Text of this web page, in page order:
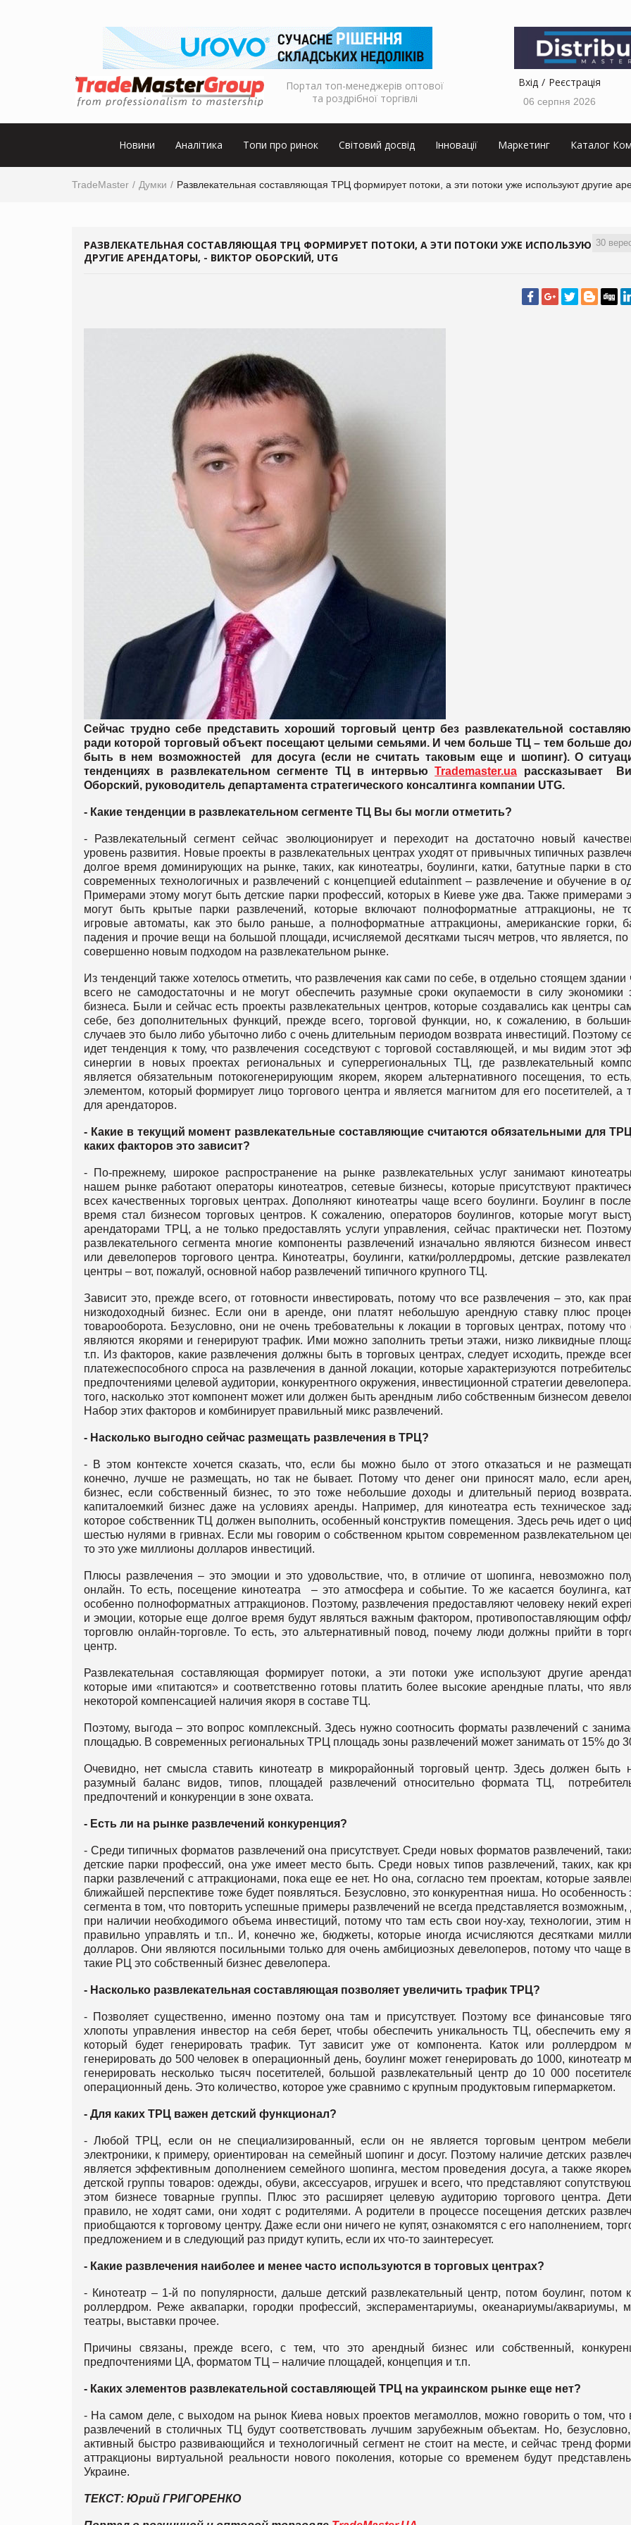
Портал топ-менеджерів оптової
та роздрібної торгівлі
Вхід Реєстрація
06 серпня 2026
Новини Аналітика Топи про ринок Світовий досвід Інновації Маркетинг Каталог
TradeMaster Думки Развлекательная составляющая ТРЦ формирует потоки, а эти потоки уже используют другие
30
РАЗВЛЕКАТЕЛЬНАЯ СОСТАВЛЯЮЩАЯ ТРЦ ФОРМИРУЕТ ПОТОКИ, А ЭТИ ПОТОКИ УЖЕ ИСПОЛЬЗУЮТ
ДРУГИЕ АРЕНДАТОРЫ, - ВИКТОР ОБОРСКИЙ, UTG
Сейчас трудно себе представить хороший торговый центр без развлекательной
ради которой торговый объект посещают целыми семьями. И чем больше ТЦ – тем больше
быть в нем возможностей для досуга (если не считать таковым еще и шопинг). О
тенденциях в развлекательном сегменте ТЦ в интервьюTrademaster.ua рассказывает
Оборский, руководитель департамента стратегического консалтинга компании UTG.
- Какие тенденции в развлекательном сегменте ТЦ Вы бы могли отметить?
- Развлекательный сегмент сейчас эволюционирует и переходит на достаточно новый
уровень развития. Новые проекты в развлекательных центрах уходят от привычных типичных
долгое время доминирующих на рынке, таких, как кинотеатры, боулинги, катки, батутные парки в
современных технологичных и развлечений с концепцией edutainment – развлечение и обучение в
Примерами этому могут быть детские парки профессий, которых в Киеве уже два. Также примерами
могут быть крытые парки развлечений, которые включают полноформатные аттракционы, не
игровые автоматы, как это было раньше, а полноформатные аттракционы, американские горки,
падения и прочие вещи на большой площади, исчисляемой десятками тысяч метров, что является, по
совершенно новым подходом на развлекательном рынке.
Из тенденций также хотелось отметить, что развлечения как сами по себе, в отдельно стоящем
всего не самодостаточны и не могут обеспечить разумные сроки окупаемости в силу экономики
бизнеса. Были и сейчас есть проекты развлекательных центров, которые создавались как центры
себе, без дополнительных функций, прежде всего, торговой функции, но, к сожалению, в
случаев это было либо убыточно либо с очень длительным периодом возврата инвестиций. Поэтому
идет тенденция к тому, что развлечения соседствуют с торговой составляющей, и мы видим этот
синергии в новых проектах региональных и суперрегиональных ТЦ, где развлекательный
является обязательным потокогенерирующим якорем, якорем альтернативного посещения, то
элементом, который формирует лицо торгового центра и является магнитом для его посетителей, а
для арендаторов.
- Какие в текущий момент развлекательные составляющие считаются обязательными для
каких факторов это зависит?
- По-прежнему, широкое распространение на рынке развлекательных услуг занимают
нашем рынке работают операторы кинотеатров, сетевые бизнесы, которые присутствуют
всех качественных торговых центрах. Дополняют кинотеатры чаще всего боулинги. Боулинг в
время стал бизнесом торговых центров. К сожалению, операторов боулингов, которые могут
арендаторами ТРЦ, а не только предоставлять услуги управления, сейчас практически нет.
развлекательного сегмента многие компоненты развлечений изначально являются бизнесом
или девелоперов торгового центра. Кинотеатры, боулинги, катки/роллердромы, детские
центры – вот, пожалуй, основной набор развлечений типичного крупного ТЦ.
Зависит это, прежде всего, от готовности инвестировать, потому что все развлечения – это, как
низкодоходный бизнес. Если они в аренде, они платят небольшую арендную ставку плюс
товарооборота. Безусловно, они не очень требовательны к локации в торговых центрах, потому что
являются якорями и генерируют трафик. Ими можно заполнить третьи этажи, низко ликвидные
т.п. Из факторов, какие развлечения должны быть в торговых центрах, следует исходить, прежде
платежеспособного спроса на развлечения в данной локации, которые характеризуются
предпочтениями целевой аудитории, конкурентного окружения, инвестиционной стратегии
того, насколько этот компонент может или должен быть арендным либо собственным бизнесом
Набор этих факторов и комбинирует правильный микс развлечений.
- Насколько выгодно сейчас размещать развлечения в ТРЦ?
- В этом контексте хочется сказать, что, если бы можно было от этого отказаться и не
конечно, лучше не размещать, но так не бывает. Потому что денег они приносят мало, если
бизнес, если собственный бизнес, то это тоже небольшие доходы и длительный период
капиталоемкий бизнес даже на условиях аренды. Например, для кинотеатра есть техническое
которое собственник ТЦ должен выполнить, особенный конструктив помещения. Здесь речь идет о
шестью нулями в гривнах. Если мы говорим о собственном крытом современном развлекательном
то это уже миллионы долларов инвестиций.
Плюсы развлечения – это эмоции и это удовольствие, что, в отличие от шопинга, невозможно
онлайн. То есть, посещение кинотеатра – это атмосфера и событие. То же касается боулинга,
особенно полноформатных аттракционов. Поэтому, развлечения предоставляют человеку некий
и эмоции, которые еще долгое время будут являться важным фактором, противопоставляющим
торговлю онлайн-торговле. То есть, это альтернативный повод, почему люди должны прийти в
центр.
Развлекательная составляющая формирует потоки, а эти потоки уже используют другие
которые ими «питаются» и соответственно готовы платить более высокие арендные платы, что
некоторой компенсацией наличия якоря в составе ТЦ.
Поэтому, выгода – это вопрос комплексный. Здесь нужно соотносить форматы развлечений с
площадью. В современных региональных ТРЦ площадь зоны развлечений может занимать от 15% до
Очевидно, нет смысла ставить кинотеатр в микрорайонный торговый центр. Здесь должен быть
разумный баланс видов, типов, площадей развлечений относительно формата ТЦ,
предпочтений и конкуренции в зоне охвата.
- Есть ли на рынке развлечений конкуренция?
- Среди типичных форматов развлечений она присутствует. Среди новых форматов развлечений,
детские парки профессий, она уже имеет место быть. Среди новых типов развлечений, таких, как
парки развлечений с аттракционами, пока еще ее нет. Но она, согласно тем проектам, которые
ближайшей перспективе тоже будет появляться. Безусловно, это конкурентная ниша. Но особенность
сегмента в том, что повторить успешные примеры развлечений не всегда представляется
при наличии необходимого объема инвестиций, потому что там есть свои ноу-хау, технологии, этим
правильно управлять и т.п.. И, конечно же, бюджеты, которые иногда исчисляются десятками
долларов. Они являются посильными только для очень амбициозных девелоперов, потому что чаще
такие РЦ это собственный бизнес девелопера.
- Насколько развлекательная составляющая позволяет увеличить трафик ТРЦ?
- Позволяет существенно, именно поэтому она там и присутствует. Поэтому все финансовые
хлопоты управления инвестор на себя берет, чтобы обеспечить уникальность ТЦ, обеспечить ему
который будет генерировать трафик. Тут зависит уже от компонента. Каток или роллердром
генерировать до 500 человек в операционный день, боулинг может генерировать до 1000, кинотеатр
генерировать несколько тысяч посетителей, большой развлекательный центр до 10 000
операционный день. Это количество, которое уже сравнимо с крупным продуктовым гипермаркетом.
- Для каких ТРЦ важен детский функционал?
- Любой ТРЦ, если он не специализированный, если он не является торговым центром
электроники, к примеру, ориентирован на семейный шопинг и досуг. Поэтому наличие детских
является эффективным дополнением семейного шопинга, местом проведения досуга, а также
детской группы товаров: одежды, обуви, аксессуаров, игрушек и всего, что представляют
этом бизнесе товарные группы. Плюс это расширяет целевую аудиторию торгового центра.
правило, не ходят сами, они ходят с родителями. А родители в процессе посещения детских
приобщаются к торговому центру. Даже если они ничего не купят, ознакомятся с его наполнением,
предложением и в следующий раз придут купить, если их что-то заинтересует.
- Какие развлечения наиболее и менее часто используются в торговых центрах?
- Кинотеатр – 1-й по популярности, дальше детский развлекательный центр, потом боулинг, потом
роллердром. Реже аквапарки, городки профессий, экспераментариумы, океанариумы/аквариумы,
театры, выставки прочее.
Причины связаны, прежде всего, с тем, что это арендный бизнес или собственный,
предпочтениями ЦА, форматом ТЦ – наличие площадей, концепция и т.п.
- Каких элементов развлекательной составляющей ТРЦ на украинском рынке еще нет?
- На самом деле, с выходом на рынок Киева новых проектов мегамоллов, можно говорить о том, что
развлечений в столичных ТЦ будут соответствовать лучшим зарубежным объектам. Но, безусловно,
активный быстро развивающийся и технологичный сегмент не стоит на месте, и сейчас тренд
аттракционы виртуальной реальности нового поколения, которые со временем будут
Украине.
ТЕКСТ: Юрий ГРИГОРЕНКО